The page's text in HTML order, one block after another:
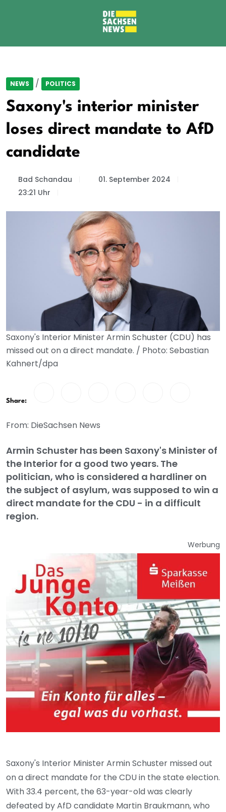
NEWS / POLITICS
Saxony's interior minister
loses direct mandate to AfD
candidate
Bad Schandau
01. September 2024
23:21 Uhr
Saxony's Interior Minister Armin Schuster (CDU) has
missed out on a direct mandate. / Photo: Sebastian
Kahnert/dpa
Share:
From: DieSachsen News
Armin Schuster has been Saxony's Minister of
the Interior for a good two years. The
politician, who is considered a hardliner on
the subject of asylum, was supposed to win a
direct mandate for the CDU - in a difficult
region.
Werbung
Saxony's Interior Minister Armin Schuster missed out
on a direct mandate for the CDU in the state election.
With 33.4 percent, the 63-year-old was clearly
defeated by AfD candidate Martin Braukmann, who